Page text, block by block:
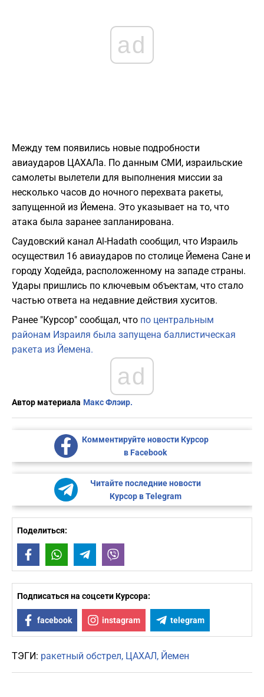
ad
Между тем появились новые подробности
авиаударов ЦАХАЛа. По данным СМИ, израильские
самолеты вылетели для выполнения миссии за
несколько часов до ночного перехвата ракеты,
запущенной из Йемена. Это указывает на то, что
атака была заранее запланирована.
Саудовский канал Al-Hadath сообщил, что Израиль
осуществил 16 авиаударов по столице Йемена Сане и
городу Ходейда, расположенному на западе страны.
Удары пришлись по ключевым объектам, что стало
частью ответа на недавние действия хуситов.
Ранее "Курсор" сообщал, что по центральным
районам Израиля была запущена баллистическая
ракета из Йемена.
ad
Автор материала Макс Флэир.
Комментируйте новости Курсор
в Facebook
Читайте последние новости
Курсор в Telegram
Поделиться:
FacebookWhatsAppTelegram
Подписаться на соцсети Курсора:
facebook instagram telegram
ТЭГИ: ракетный обстрел ЦАХАЛ Йемен